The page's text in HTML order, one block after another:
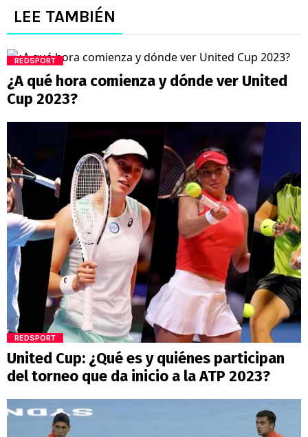
LEE TAMBIÉN
REDSPORT
¿A qué hora comienza y dónde ver United
Cup 2023?
REDSPORT
United Cup: ¿Qué es y quiénes participan
del torneo que da inicio a la ATP 2023?